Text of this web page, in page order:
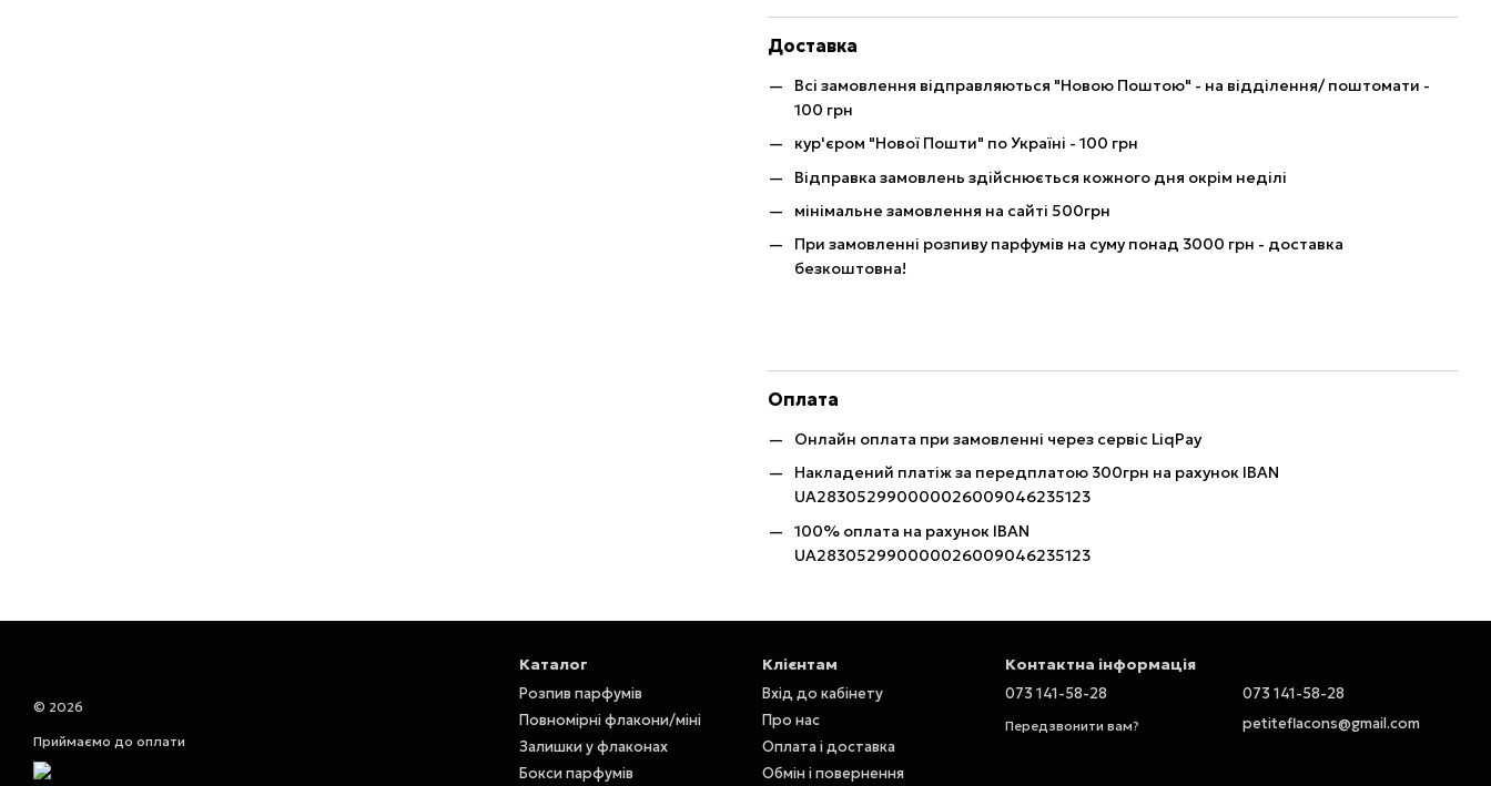
Доставка
Всі замовлення відправляються "Новою Поштою" - на відділення/ поштомати -
100 грн
кур'єром "Нової Пошти" по Україні - 100 грн
Відправка замовлень здійснюється кожного дня окрім неділі
мінімальне замовлення на сайті 500грн
При замовленні розпиву парфумів на суму понад 3000 грн - доставка
безкоштовна!
Оплата
Онлайн оплата при замовленні через сервіс LiqPay
Накладений платіж за передплатою 300грн на рахунок IBAN
UA283052990000026009046235123
100% оплата на рахунок IBAN
UA283052990000026009046235123
© 2026
Приймаємо до оплати
Каталог
Розпив парфумів
Повномірні флакони/міні
Залишки у флаконах
Бокси парфумів
Клієнтам
Вхід до кабінету
Про нас
Оплата і доставка
Обмін і повернення
Контактна інформація
073 141-58-28
Передзвонити вам?
073 141-58-28
petiteflacons@gmail.com